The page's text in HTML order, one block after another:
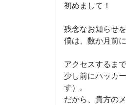
初めまして！
残念なお知らせ
僕は、数か月前
アクセスするまで
少し前にハッカ
す）。
だから、貴方の